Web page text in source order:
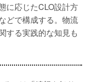
に応じたCLO設計方
どで構成する。物流
する実践的な知見も